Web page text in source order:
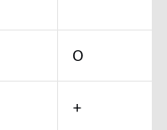
O
+